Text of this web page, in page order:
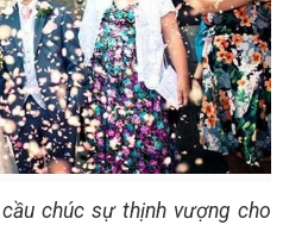
chúc sự thịnh vượng cho